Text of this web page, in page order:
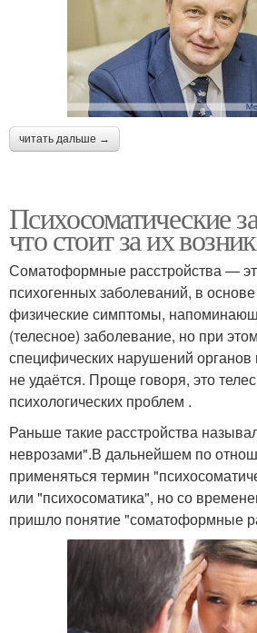
читать дальше →
Психосоматические
что стоит за их
Соматоформные расстройства —
психогенных заболеваний, в
физические симптомы,
(телесное) заболевание, но при
специфических нарушений органов
не удаётся. Проще говоря, это
психологических проблем .
Раньше такие расстройства
неврозами".В дальнейшем по
применяться термин
или "психосоматика", но со
пришло понятие "соматоформные